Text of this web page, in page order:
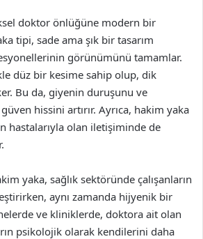
doktor önlüğüne modern bir
tipi, sade ama şık bir tasarım
görünümünü tamamlar.
düz bir kesime sahip olup, dik
Bu da, giyenin duruşunu ve
hissini artırır. Ayrıca, hakim yaka
hastalarıyla olan iletişiminde de
yaka, sağlık sektöründe çalışanların
aynı zamanda hijyenik bir
ve kliniklerde, doktora ait olan
psikolojik olarak kendilerini daha